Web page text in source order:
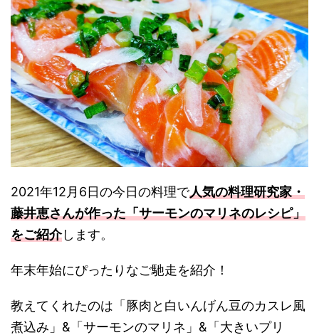
2021年12月6日の今日の料理で人気の料理研究家・
藤井恵さんが作った「サーモンのマリネのレシピ」
をご紹介します。
年末年始にぴったりなご馳走を紹介！
教えてくれたのは「豚肉と白いんげん豆のカスレ風
煮込み」&「サーモンのマリネ」&「大きいプリ